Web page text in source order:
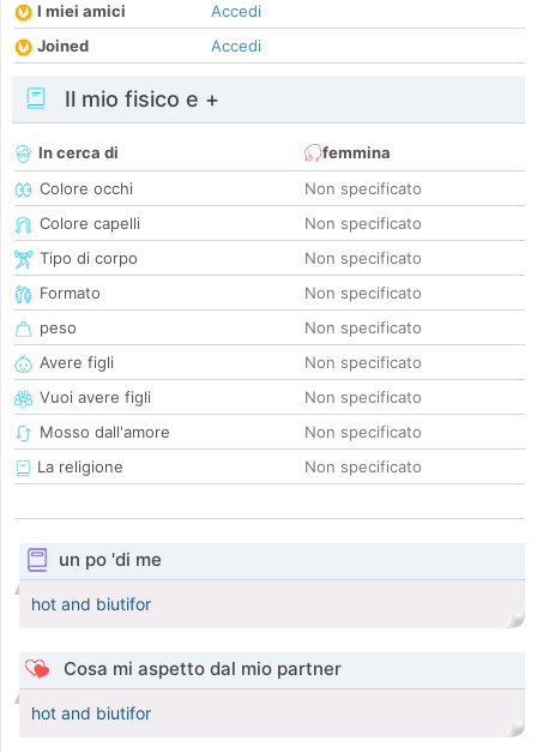
I miei amici
Accedi
Joined
Accedi
Il mio fisico e +
In cerca di
femmina
Colore occhi
Non specificato
Colore capelli
Non specificato
Tipo di corpo
Non specificato
Formato
Non specificato
peso
Non specificato
Avere figli
Non specificato
Vuoi avere figli
Non specificato
Mosso dall'amore
Non specificato
La religione
Non specificato
un po 'di me
hot and biutifor
Cosa mi aspetto dal mio partner
hot and biutifor